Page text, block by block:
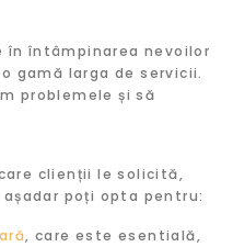
în întâmpinarea nevoilor
gamă larga de servicii.
problemele și să
clienții le solicită,
poți opta pentru:
, care este esentială,